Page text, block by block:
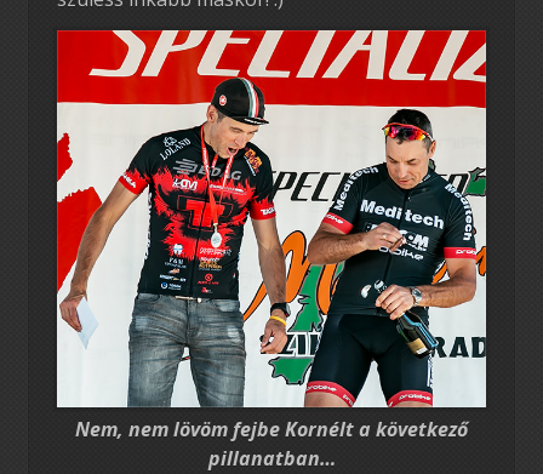
Nem, nem lövöm fejbe Kornélt a következő
pillanatban…